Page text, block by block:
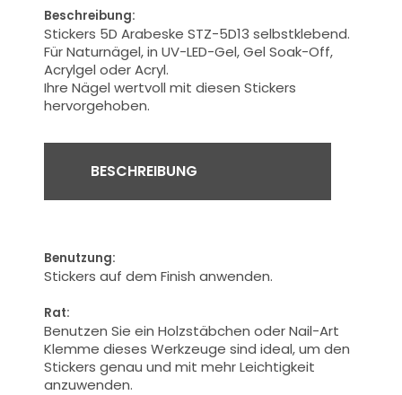
Beschreibung:
Stickers 5D Arabeske STZ-5D13 selbstklebend.
Für Naturnägel, in UV-LED-Gel, Gel Soak-Off,
Acrylgel oder Acryl.
Ihre Nägel wertvoll mit diesen Stickers
hervorgehoben.
BESCHREIBUNG
Benutzung:
Stickers auf dem Finish anwenden.
Rat:
Benutzen Sie ein Holzstäbchen oder Nail-Art
Klemme dieses Werkzeuge sind ideal, um den
Stickers genau und mit mehr Leichtigkeit
anzuwenden.